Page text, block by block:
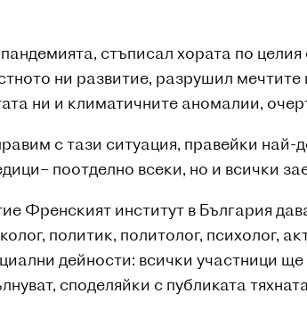
стъписал хората по
ни развитие, разрушил
ни и климатичните аномалии,
с тази ситуация, правейки
поотделно всеки, но и всички
Френският институт в България
политик, политолог, психолог,
дейности: всички участници
споделяйки с публиката